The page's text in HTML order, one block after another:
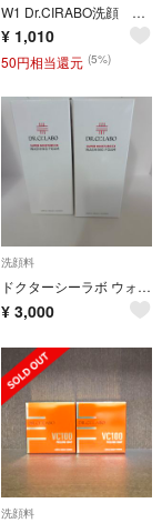
W1 Dr.CIRABO洗顔 友人美容部員からのオススメおすそ分け１２袋
¥ 1,010
50円相当還元 (5%)
洗顔料
ドクターシーラボ ウォッシングフォーム SモイスチャーEX洗顏料内容量90g×2
¥ 3,000
洗顔料